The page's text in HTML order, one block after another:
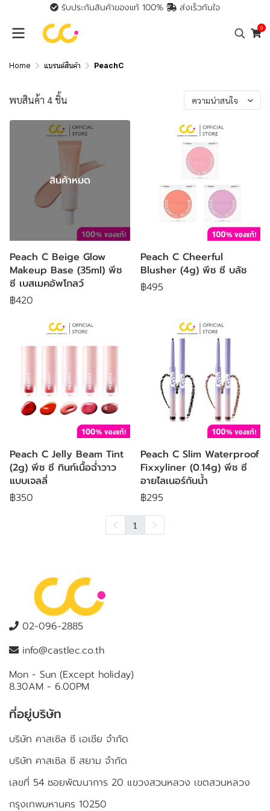
รับประกันสินค้าของแท้ 100% ส่งเร็วทันใจ
0
Home แบรนด์สินค้า PeachC
พบสินค้า 4 ชิ้น ความน่าสนใจ
สินค้าหมด
Peach C Beige Glow
Makeup Base (35ml) พีช
ซี เบสเมคอัพโกลว์
฿420
Peach C Cheerful
Blusher (4g) พีช ซี บลัช
฿495
Peach C Jelly Beam Tint
(2g) พีช ซี ทินท์เนื้อฉ่ำวาว
แบบเจลลี่
฿350
Peach C Slim Waterproof
Fixxyliner (0.14g) พีช ซี
อายไลเนอร์กันน้ำ
฿295
1
02-096-2885
info@castlec.co.th
Mon - Sun (Except holiday)
8.30AM - 6.00PM
ที่อยู่บริษัท
บริษัท คาสเซิล ซี เอเชีย จำกัด
บริษัท คาสเซิล ซี สยาม จำกัด
เลขที่ 54 ซอยพัฒนาการ 20 แขวงสวนหลวง เขตสวนหลวง
กรุงเทพมหานคร 10250